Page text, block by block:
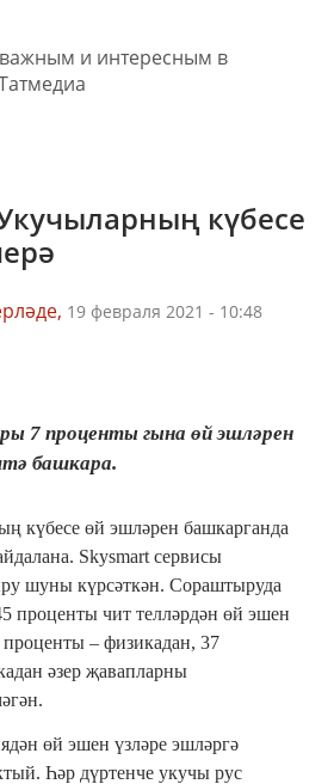
и интересным в
күбесе
19 февраля 2021 - 10:48
7 проценты гына өй эшләрен
башкара.
күбесе өй эшләрен башкарганда
Skysmart сервисы
шуны күрсәткән. Сораштыруда
проценты чит телләрдән өй эшен
проценты – физикадан, 37
әзер җавапларны
өй эшен үзләре эшләргә
Һәр дүртенче укучы рус